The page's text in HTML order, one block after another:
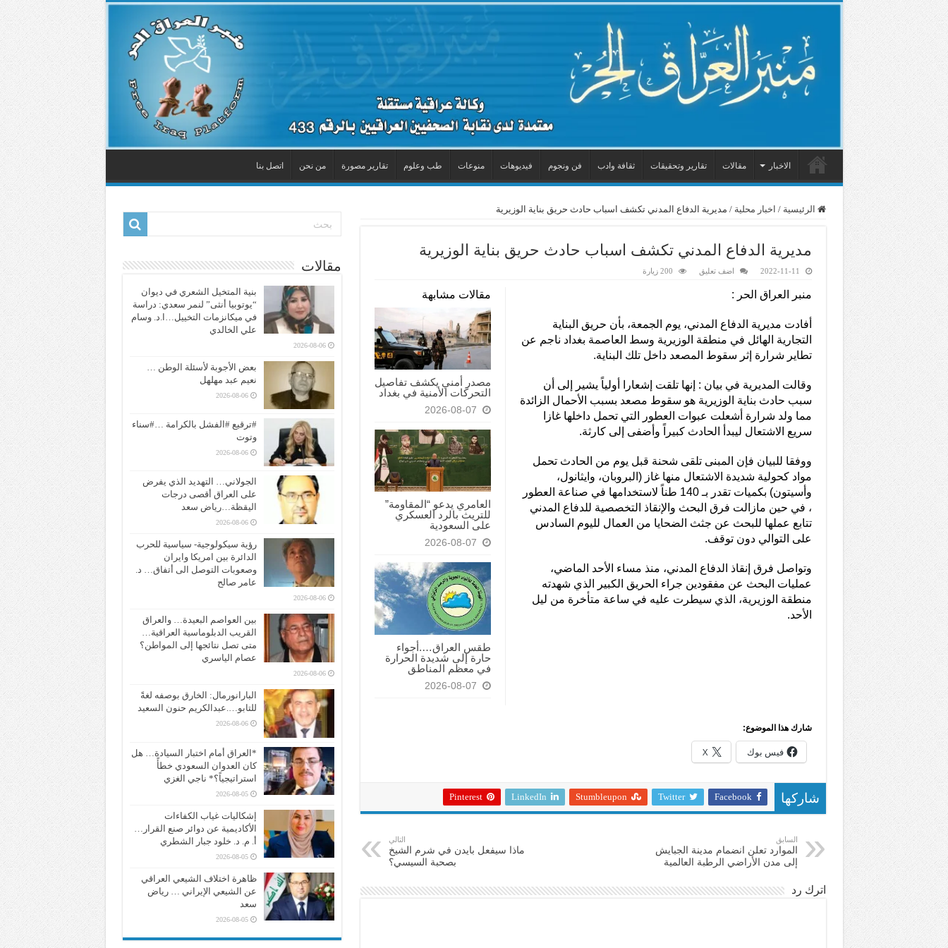
الاخبار مقالات تقارير وتحقيقات ثقافة وادب فن ونجوم فيديوهات منوعات طب وعلوم تقارير مصورة من نحن اتصل بنا
الرئيسية / اخبار محلية / مديرية الدفاع المدني تكشف اسباب حادث حريق بناية الوزيرية
مديرية الدفاع المدني تكشف اسباب حادث حريق بناية الوزيرية
2022-11-11 اضف تعليق 200 زيارة
مقالات مشابهة
مصدر أمني يكشف تفاصيل
التحركات الأمنية في بغداد
2026-08-07
العامري يدعو “المقاومة”
للتريث بالرد العسكري
على السعودية
2026-08-07
طقس العراق….أجواء
حارة إلى شديدة الحرارة
في معظم المناطق
2026-08-07
منبر العراق الحر :
أفادت مديرية الدفاع المدني، يوم الجمعة، بأن حريق البناية
التجارية الهائل في منطقة الوزيرية وسط العاصمة بغداد ناجم عن
تطاير شرارة إثر سقوط المصعد داخل تلك البناية.
وقالت المديرية في بيان : إنها تلقت إشعارا أولياً يشير إلى أن
سبب حادث بناية الوزيرية هو سقوط مصعد بسبب الأحمال الزائدة
مما ولد شرارة أشعلت عبوات العطور التي تحمل داخلها غازا
سريع الاشتعال ليبدأ الحادث كبيراً وأضفى إلى كارثة.
ووفقا للبيان فإن المبنى تلقى شحنة قبل يوم من الحادث تحمل
مواد كحولية شديدة الاشتعال منها غاز (البروبان، وايثانول،
وأسيتون) بكميات تقدر بـ 140 طناً لاستخدامها في صناعة العطور
، في حين مازالت فرق البحث والإنقاذ التخصصية للدفاع المدني
تتابع عملها للبحث عن جثث الضحايا من العمال لليوم السادس
على التوالي دون توقف.
وتواصل فرق إنقاذ الدفاع المدني، منذ مساء الأحد الماضي،
عمليات البحث عن مفقودين جراء الحريق الكبير الذي شهدته
منطقة الوزيرية، الذي سيطرت عليه في ساعة متأخرة من ليل
الأحد.
شارك هذا الموضوع:
فيس بوك X
شاركها Facebook
Twitter
Stumbleupon
LinkedIn
Pinterest
السابق
الموارد تعلن انضمام مدينة الجبايش
إلى مدن الأراضي الرطبة العالمية
التالي
ماذا سيفعل بايدن في شرم الشيخ
بصحبة السيسي؟
اترك رد
مقالات
بنية المتخيل الشعري في ديوان
“يوتوبيا أنثى” لنمر سعدي: دراسة
في ميكانزمات التخييل…ا.د. وسام
علي الخالدي
2026-08-06
بعض الأجوبة لأسئلة الوطن …
نعيم عبد مهلهل
2026-08-06
#ترقيع #الفشل بالكرامة …#سناء
وتوت
2026-08-06
الجولاني… التهديد الذي يفرض
على العراق أقصى درجات
اليقظة…رياض سعد
2026-08-06
رؤية سيكولوجية- سياسية للحرب
الدائرة بين امريكا وايران
وصعوبات التوصل الى أتفاق… د.
عامر صالح
2026-08-06
بين العواصم البعيدة… والعراق
القريب الدبلوماسية العراقية…
متى تصل نتائجها إلى المواطن؟
عصام الياسري
2026-08-06
البارانورمال: الخارق بوصفه لغةً
للتابو….عبدالكريم حنون السعيد
2026-08-06
*العراق أمام اختبار السيادة… هل
كان العدوان السعودي خطأً
استراتيجياً؟* ناجي الغزي
2026-08-05
إشكاليات غياب الكفاءات
الأكاديمية عن دوائر صنع القرار…
أ. م. د. خلود جبار الشطري
2026-08-05
ظاهرة اختلاف الشيعي العراقي
عن الشيعي الإيراني … رياض
سعد
2026-08-05